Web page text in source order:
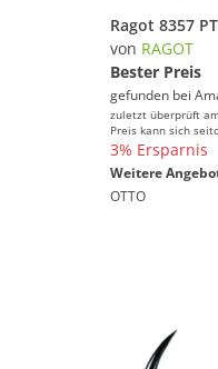
von RAGOT
Bester Preis
gefunden bei
zuletzt überprüft
Preis kann sich
3% Ersparnis
Weitere
OTTO